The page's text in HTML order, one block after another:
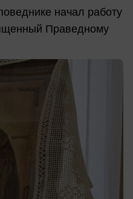
начал работу
Праведному